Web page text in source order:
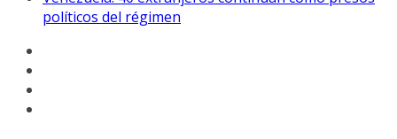
políticos del régimen